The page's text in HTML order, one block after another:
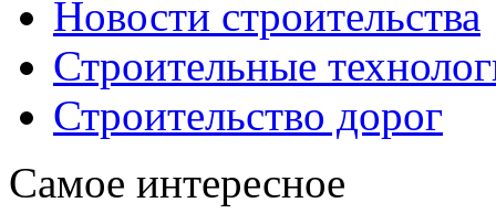
Новости строительства
Строительные
Строительство дорог
Самое интересное